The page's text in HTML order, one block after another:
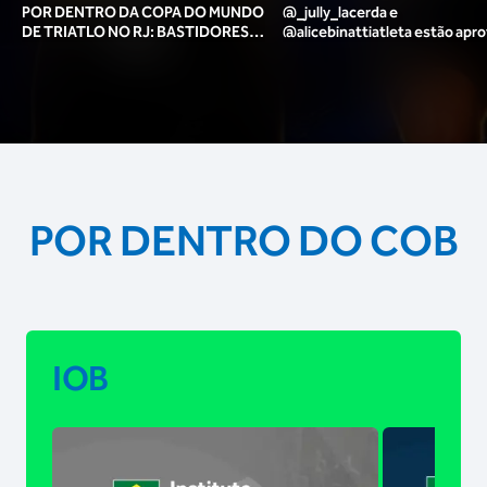
POR DENTRO DA COPA DO MUNDO
DE TRIATLO NO RJ: BASTIDORES,
@_jully_lacerda​ e
@alicebinattiatleta​ estão
POR DENTRO DO COB
IOB